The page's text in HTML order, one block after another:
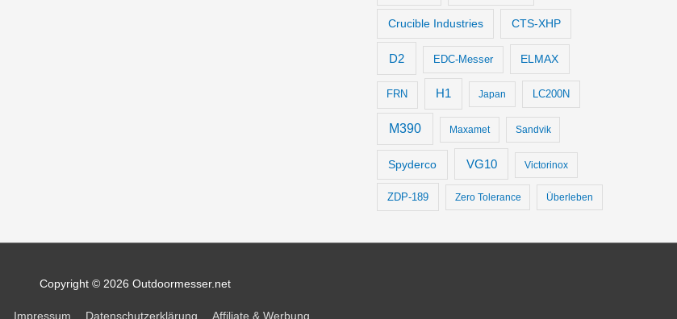
Crucible Industries CTS-XHP
D2 EDC-Messer ELMAX
FRN H1 Japan LC200N
M390 Maxamet Sandvik
Spyderco VG10 Victorinox
ZDP-189 Zero Tolerance Überleben
Copyright © 2026 Outdoormesser.net
Impressum Datenschutzerklärung Affiliate & Werbung